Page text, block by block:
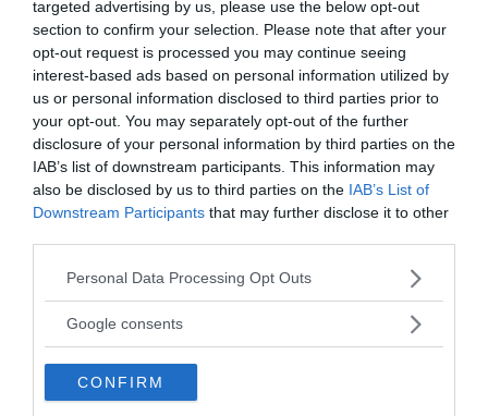
targeted advertising by us, please use the below opt-out
section to confirm your selection. Please note that after your
opt-out request is processed you may continue seeing
interest-based ads based on personal information utilized by
us or personal information disclosed to third parties prior to
your opt-out. You may separately opt-out of the further
disclosure of your personal information by third parties on the
IAB’s list of downstream participants. This information may
also be disclosed by us to third parties on the IAB’s List of
Downstream Participants that may further disclose it to other
Please note that this website/app uses one or more Google
not limited to your visit or usage behaviour. You may click to
use your data for below specified purposes in below Google
consent section.
Personal Data Processing Opt Outs
Google consents
CONFIRM
vicino a sé altre amiche o conoscenti in dolce
attesa può generare sofferenza e senso di
inadeguatezza, colpa e rabbia
Negli uominil’impossibilità di procreare può
incidere sulla propria virilitàe mascolinità, con la
sensazione di non essere all’altezza, di essere
sbagliato e con un forte senso di colpa verso la
degna di attenzione.
Il tema dell’infertilità è estremamente delicato e
soprattutto personale, queste sono solo alcune delle
tantissime sensazioni e condizioni che uomini, donne
e coppie possono provare e per dare un supporto